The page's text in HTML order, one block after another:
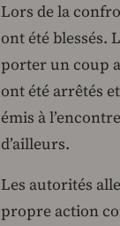
Lors de la
ont été blessés.
porter un coup
ont été arrêtés
émis à
d’ailleurs.
Les autorités
propre action